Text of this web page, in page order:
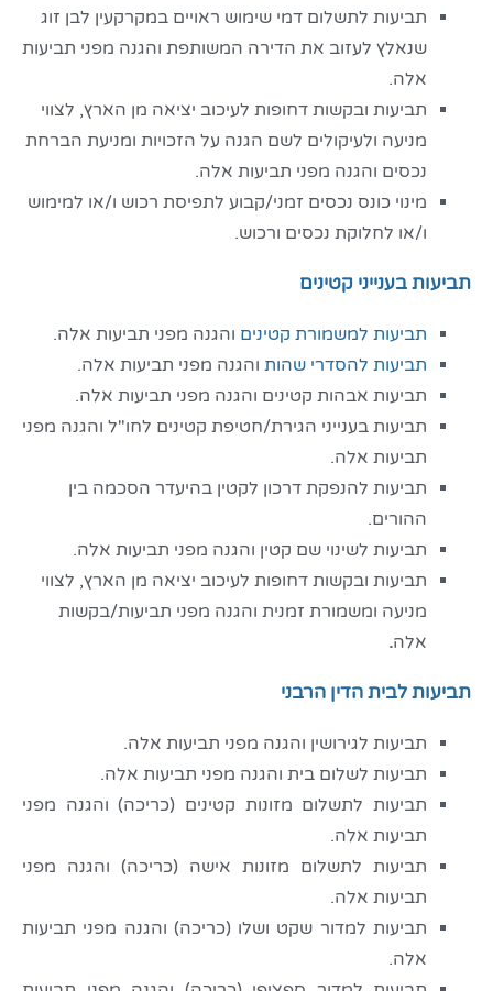
תביעות לתשלום דמי שימוש ראויים במקרקעין לבן זוג
שנאלץ לעזוב את הדירה המשותפת והגנה מפני תביעות
אלה.
תביעות ובקשות דחופות לעיכוב יציאה מן הארץ, לצווי
מניעה ולעיקולים לשם הגנה על הזכויות ומניעת הברחת
נכסים והגנה מפני תביעות אלה.
מינוי כונס נכסים זמני/קבוע לתפיסת רכוש ו/או למימוש
ו/או לחלוקת נכסים ורכוש.
תביעות בענייני קטינים
תביעות למשמורת קטינים והגנה מפני תביעות אלה.
תביעות להסדרי שהות והגנה מפני תביעות אלה.
תביעות אבהות קטינים והגנה מפני תביעות אלה.
תביעות בענייני הגירת/חטיפת קטינים לחו"ל והגנה מפני
תביעות אלה.
תביעות להנפקת דרכון לקטין בהיעדר הסכמה בין
ההורים.
תביעות לשינוי שם קטין והגנה מפני תביעות אלה.
תביעות ובקשות דחופות לעיכוב יציאה מן הארץ, לצווי
מניעה ומשמורת זמנית והגנה מפני תביעות/בקשות
אלה.
תביעות לבית הדין הרבני
תביעות לגירושין והגנה מפני תביעות אלה.
תביעות לשלום בית והגנה מפני תביעות אלה.
תביעות לתשלום מזונות קטינים (כריכה) והגנה מפני
תביעות אלה.
תביעות לתשלום מזונות אישה (כריכה) והגנה מפני
תביעות אלה.
תביעות למדור שקט ושלו (כריכה) והגנה מפני תביעות
אלה.